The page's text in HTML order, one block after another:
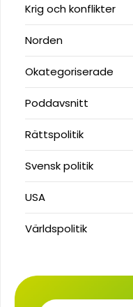
Krig och konflikter
Norden
Okategoriserade
Poddavsnitt
Rättspolitik
Svensk politik
USA
Världspolitik